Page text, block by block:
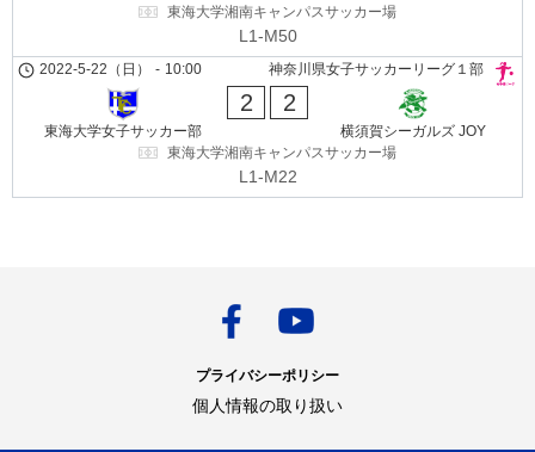
東海大学湘南キャンパスサッカー場
L1-M50
神奈川県女子サッカーリーグ１部
2022-5-22（日） - 10:00
東海大学女子サッカー部
2 2
横須賀シーガルズ JOY
東海大学湘南キャンパスサッカー場
L1-M22
プライバシーポリシー
個人情報の取り扱い